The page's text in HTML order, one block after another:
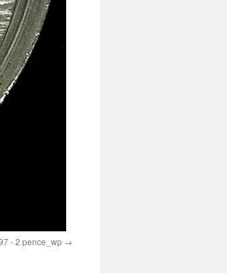
- 2 pence_wp